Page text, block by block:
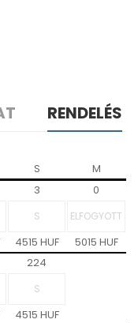
RENDELÉS
S M
3
0
4515 HUF 5015 HUF
224
4515 HUF